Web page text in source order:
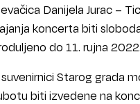
Danijela Jurac –
koncerta biti
do 11. rujna 2022.
suvenirnici Starog grada
biti izvedene na